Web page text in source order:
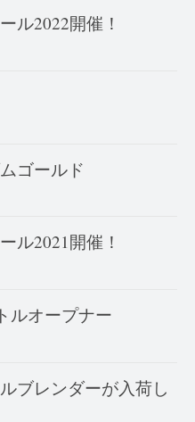
ル2022開催！
ゴールド
ル2021開催！
ルオープナー
ブレンダーが入荷し